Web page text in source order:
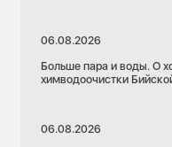
06.08.2026
Больше пара и воды. О
химводоочистки
06.08.2026